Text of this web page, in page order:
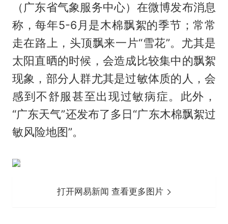
（广东省气象服务中心）在微博发布消息
称，每年5-6月是木棉飘絮的季节；常常
走在路上，头顶飘来一片“雪花”。尤其是
太阳直晒的时候，会造成比较集中的飘絮
现象，部分人群尤其是过敏体质的人，会
感到不舒服甚至出现过敏病症。此外，
“广东天气”还发布了多日“广东木棉飘絮过
敏风险地图”。
打开网易新闻 查看更多图片